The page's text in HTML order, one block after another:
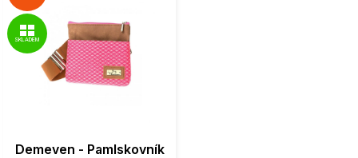
SKLADEM
Demeven - Pamlskovník